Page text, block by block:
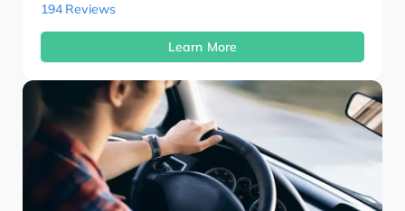
194 Reviews
Learn More